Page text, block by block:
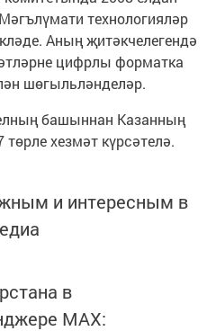
технологияләр
Аның җитәкчелегендә
цифрлы форматка
шөгыльләнделәр.
башыннан Казанның
хезмәт күрсәтелә.
и интересным в
в
MАХ: